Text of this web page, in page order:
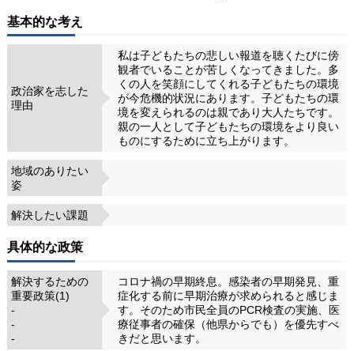
基本的な考え
政治家を志した
理由
私は子どもたちの悲しい報道を聴くたびに傍
観者でいることが苦しくなってきました。多
くの人を笑顔にしてくれる子どもたちの環境
が今危機的状況にあります。子どもたちの環
境を変えられるのは親であり大人たちです。
親の一人として子どもたちの環境をより良い
ものにするために立ち上がります。
地域のありたい
姿
解決したい課題
具体的な政策
解決するための
重要政策(1)
-
-
-
コロナ禍の早期終息。感染者の早期発見、重
症化する前に早期治療が求められると感じま
す。そのため市民全員のPCR検査の実施、医
療従事者の確保（他県からでも）を優先すべ
きだと思います。